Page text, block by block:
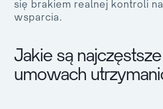
się brakiem realnej kontroli
wsparcia.
Jakie są
umowach